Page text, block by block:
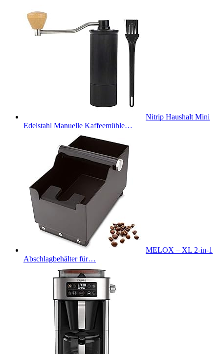
Nitrip Haushalt Mini
Edelstahl Manuelle Kaffeemühle…
MELOX – XL 2-in-1
Abschlagbehälter für…